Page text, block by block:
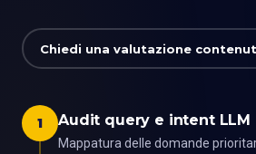
Chiedi una valutazione
1 Audit query e intent LLM
Mappatura delle domande